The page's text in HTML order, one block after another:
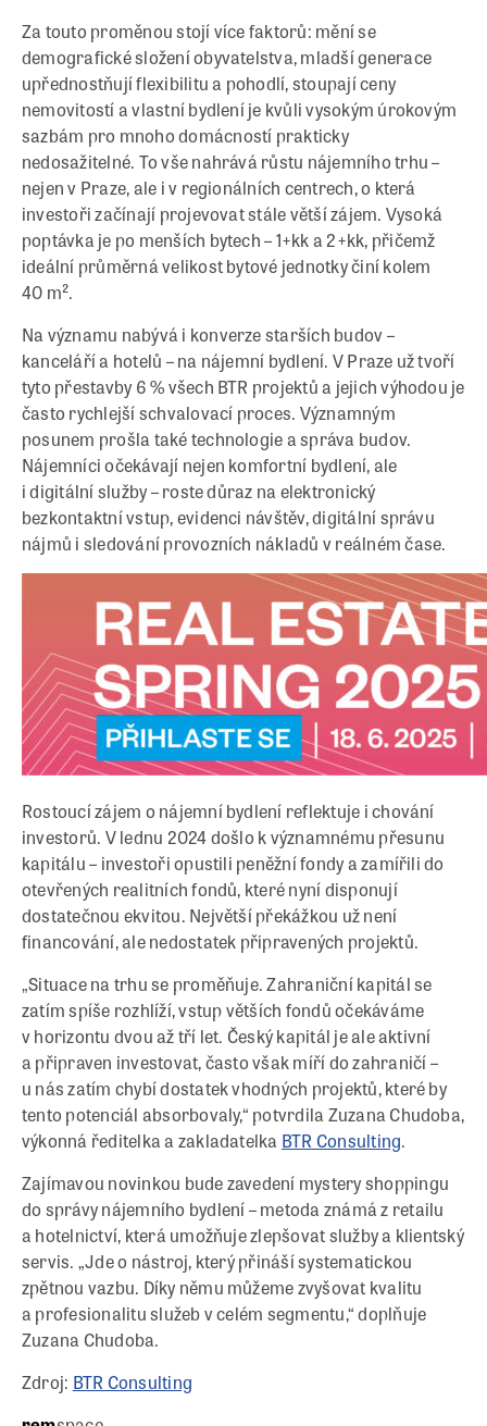
Za touto proměnou stojí více faktorů: mění se
demografické složení obyvatelstva, mladší generace
upřednostňují flexibilitu a pohodlí, stoupají ceny
nemovitostí a vlastní bydlení je kvůli vysokým úrokovým
sazbám pro mnoho domácností prakticky
nedosažitelné. To vše nahrává růstu nájemního trhu –
nejen v Praze, ale i v regionálních centrech, o která
investoři začínají projevovat stále větší zájem. Vysoká
poptávka je po menších bytech – 1+kk a 2+kk, přičemž
ideální průměrná velikost bytové jednotky činí kolem
40 m².
Na významu nabývá i konverze starších budov –
kanceláří a hotelů – na nájemní bydlení. V Praze už tvoří
tyto přestavby 6 % všech BTR projektů a jejich výhodou je
často rychlejší schvalovací proces. Významným
posunem prošla také technologie a správa budov.
Nájemníci očekávají nejen komfortní bydlení, ale
i digitální služby – roste důraz na elektronický
bezkontaktní vstup, evidenci návštěv, digitální správu
nájmů i sledování provozních nákladů v reálném čase.
Rostoucí zájem o nájemní bydlení reflektuje i chování
investorů. V lednu 2024 došlo k významnému přesunu
kapitálu – investoři opustili peněžní fondy a zamířili do
otevřených realitních fondů, které nyní disponují
dostatečnou ekvitou. Největší překážkou už není
financování, ale nedostatek připravených projektů.
„Situace na trhu se proměňuje. Zahraniční kapitál se
zatím spíše rozhlíží, vstup větších fondů očekáváme
v horizontu dvou až tří let. Český kapitál je ale aktivní
a připraven investovat, často však míří do zahraničí –
u nás zatím chybí dostatek vhodných projektů, které by
tento potenciál absorbovaly,“ potvrdila Zuzana Chudoba,
výkonná ředitelka a zakladatelka BTR Consulting.
Zajímavou novinkou bude zavedení mystery shoppingu
do správy nájemního bydlení – metoda známá z retailu
a hotelnictví, která umožňuje zlepšovat služby a klientský
servis. „Jde o nástroj, který přináší systematickou
zpětnou vazbu. Díky němu můžeme zvyšovat kvalitu
a profesionalitu služeb v celém segmentu,“ doplňuje
Zuzana Chudoba.
Zdroj: BTR Consulting